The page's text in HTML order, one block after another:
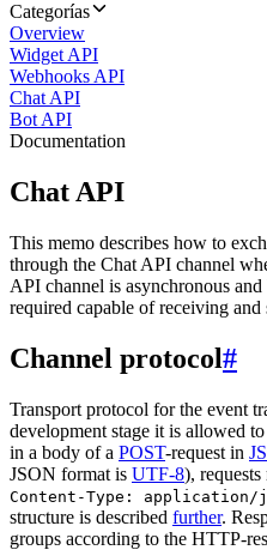
Categorías
Overview
Widget API
Webhooks API
Chat API
Bot API
Documentation
Chat API
This memo describes how to
through the Chat API channel
API channel is asynchronous
required capable of receiving and
Channel protocol#
Transport protocol for the event
development stage it is allowed to
in a body of a POST-request in
JSON format is UTF-8),
Content-Type:
structure is described further.
groups according to the HTTP-